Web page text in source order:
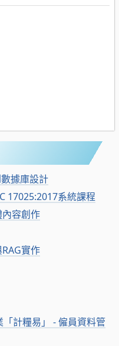
據庫設計
17025:2017系統課程
容創作
實作
計糧易」 - 僱員資料管